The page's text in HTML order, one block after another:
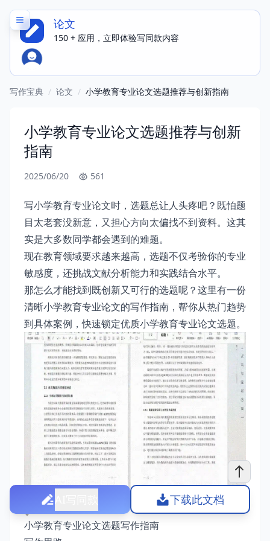
论文
150 + 应用，立即体验写同款内容
写作宝典 / 论文 / 小学教育专业论文选题推荐与创新指南
小学教育专业论文选题推荐与创新
指南
2025/06/20 561
写小学教育专业论文时，选题总让人头疼吧？既怕题
目太老套没新意，又担心方向太偏找不到资料。这其
实是大多数同学都会遇到的难题。
现在教育领域要求越来越高，选题不仅考验你的专业
敏感度，还挑战文献分析能力和实践结合水平。
那怎么才能找到既创新又可行的选题呢？这里有一份
清晰小学教育专业论文的写作指南，帮你从热门趋势
到具体案例，快速锁定优质小学教育专业论文选题。
小学教育专业论文选题写作指南
下载此文档